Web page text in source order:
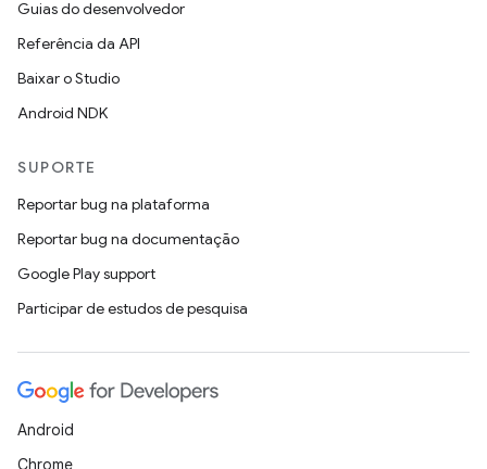
Guias do desenvolvedor
Referência da API
Baixar o Studio
Android NDK
SUPORTE
Reportar bug na plataforma
Reportar bug na documentação
Google Play support
Participar de estudos de pesquisa
Android
Chrome